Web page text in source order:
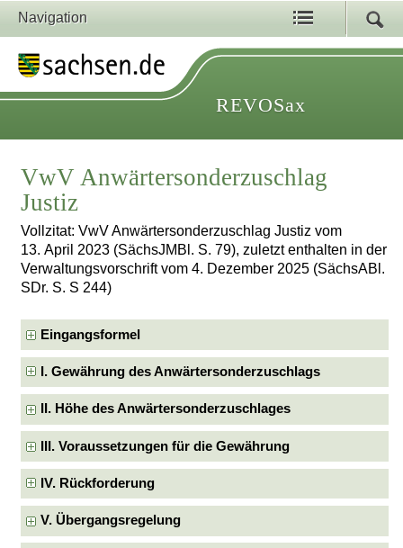
Navigation
REVOSax
VwV Anwärtersonderzuschlag
Justiz
Vollzitat: VwV Anwärtersonderzuschlag Justiz vom
13. April 2023 (SächsJMBl. S. 79), zuletzt enthalten in der
Verwaltungsvorschrift vom 4. Dezember 2025 (SächsABl.
SDr. S. S 244)
Eingangsformel
I. Gewährung des Anwärtersonderzuschlags
II. Höhe des Anwärtersonderzuschlages
III. Voraussetzungen für die Gewährung
IV. Rückforderung
V. Übergangsregelung